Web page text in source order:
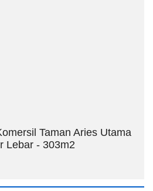
Taman Aries Utama
Lebar - 303m2